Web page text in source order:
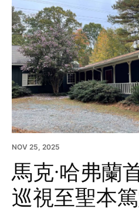
NOV 25, 2025
馬克·哈弗蘭
巡視至聖本